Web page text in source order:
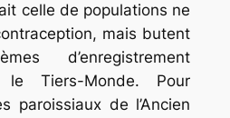
celle de populations ne
mais butent
d’enregistrement
le Tiers-Monde. Pour
paroissiaux de l’Ancien